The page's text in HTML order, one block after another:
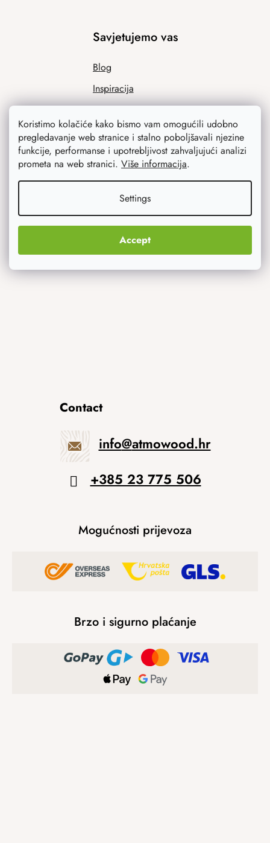
Koristimo kolačiće kako bismo vam omogućili udobno
pregledavanje web stranice i stalno poboljšavali njezine
funkcije, performanse i upotrebljivost zahvaljujući analizi
prometa na web stranici. Više informacija.
Settings
Accept
Savjetujemo vas
Blog
Inspiracija
Ono što vas najviše zanima
Originalni pokloni
Contact
info@atmowood.hr
+385 23 775 506
Mogućnosti prijevoza
Brzo i sigurno plaćanje